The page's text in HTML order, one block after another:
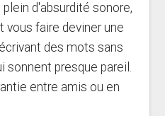
d'absurdité sonore,
vous faire deviner une
des mots sans
sonnent presque pareil.
entre amis ou en